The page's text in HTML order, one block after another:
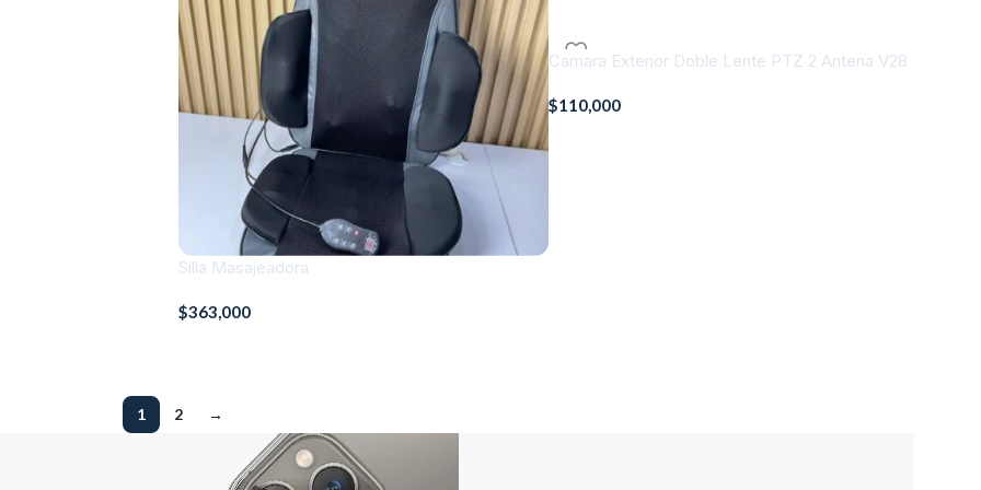
Silla Masajeadora
$363,000
Camara Exterior Doble Lente PTZ 2 Antena V28
$110,000
1 2 →